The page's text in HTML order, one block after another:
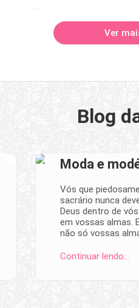
Ver
Blog
Moda e
Vós que
sacrário nunca
Deus dentro de
em vossas almas.
não só vossas
Continuar lendo…